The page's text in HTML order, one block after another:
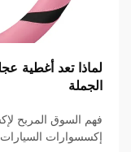
لماذا تعد أغطية
الجملة
فهم السوق المربح
إكسسوارات